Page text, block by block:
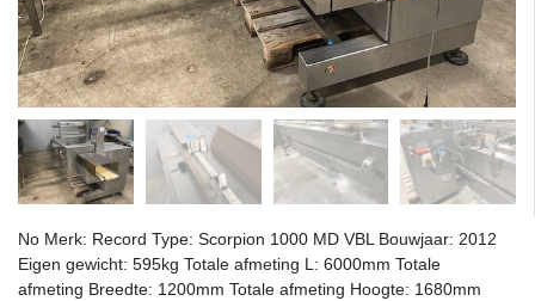
No Merk: Record Type: Scorpion 1000 MD VBL Bouwjaar: 2012
Eigen gewicht: 595kg Totale afmeting L: 6000mm Totale
afmeting Breedte: 1200mm Totale afmeting Hoogte: 1680mm